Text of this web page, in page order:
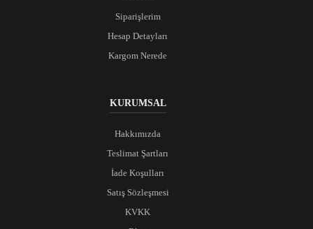
Siparişlerim
Hesap Detayları
Kargom Nerede
KURUMSAL
Hakkımızda
Teslimat Şartları
İade Koşulları
Satış Sözleşmesi
KVKK